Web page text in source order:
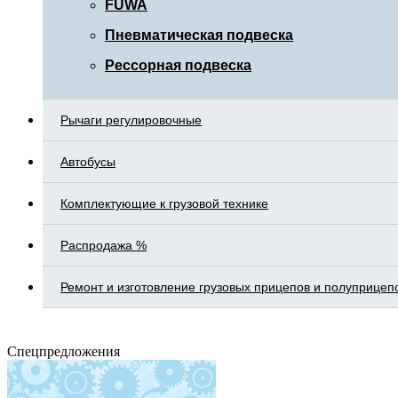
FUWA
Пневматическая подвеска
Рессорная подвеска
Рычаги регулировочные
Автобусы
Комплектующие к грузовой технике
Распродажа %
Ремонт и изготовление грузовых прицепов и
Спецпредложения